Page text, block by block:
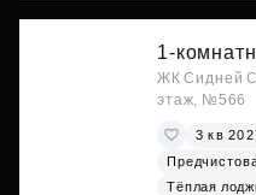
1-
ЖК Сидней
этаж, №566
3 кв
Тёплая